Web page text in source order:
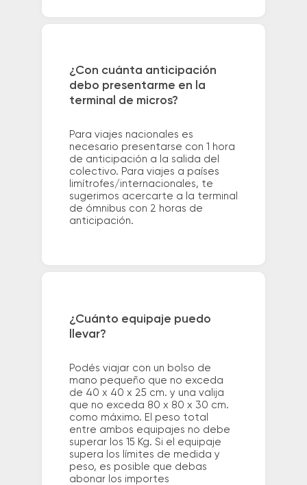
¿Con cuánta anticipación
debo presentarme en la
terminal de micros?
Para viajes nacionales es
necesario presentarse con 1 hora
de anticipación a la salida del
colectivo. Para viajes a países
limítrofes/internacionales, te
sugerimos acercarte a la terminal
de ómnibus con 2 horas de
anticipación.
¿Cuánto equipaje puedo
llevar?
Podés viajar con un bolso de
mano pequeño que no exceda
de 40 x 40 x 25 cm. y una valija
que no exceda 80 x 80 x 30 cm.
como máximo. El peso total
entre ambos equipajes no debe
superar los 15 Kg. Si el equipaje
supera los límites de medida y
peso, es posible que debas
abonar los importes